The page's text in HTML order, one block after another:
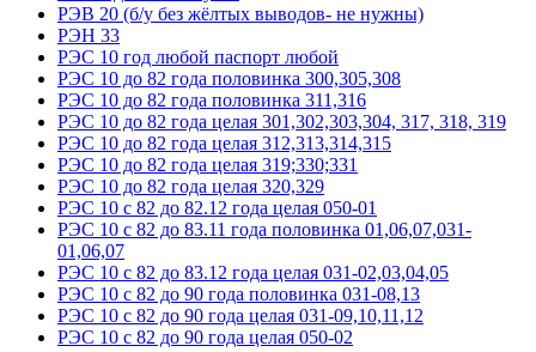
РЭВ 20 (б/у без жёлтых выводов- не нужны)
РЭН 33
РЭС 10 год любой паспорт любой
РЭС 10 до 82 года половинка 300,305,308
РЭС 10 до 82 года половинка 311,316
РЭС 10 до 82 года целая 301,302,303,304, 317, 318, 319
РЭС 10 до 82 года целая 312,313,314,315
РЭС 10 до 82 года целая 319;330;331
РЭС 10 до 82 года целая 320,329
РЭС 10 с 82 до 82.12 года целая 050-01
РЭС 10 с 82 до 83.11 года половинка 01,06,07,031-
01,06,07
РЭС 10 с 82 до 83.12 года целая 031-02,03,04,05
РЭС 10 с 82 до 90 года половинка 031-08,13
РЭС 10 с 82 до 90 года целая 031-09,10,11,12
РЭС 10 с 82 до 90 года целая 050-02